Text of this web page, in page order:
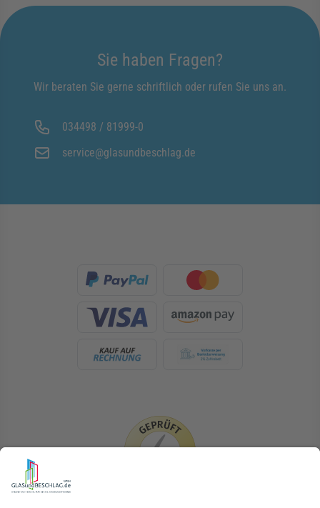
Sie haben Fragen?
Wir beraten Sie gerne schriftlich oder rufen Sie uns an.
034498 / 81999-0
service@glasundbeschlag.de